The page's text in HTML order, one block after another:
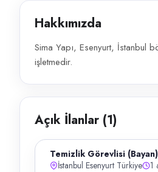
Hakkımızda
Sima Yapı, Esenyurt, İstanbul
işletmedir.
Açık İlanlar (1)
Temizlik Görevlisi (Bayan)
İstanbul Esenyurt Türkiye
1